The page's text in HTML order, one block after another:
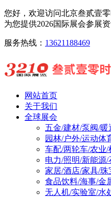
您好，欢迎访问北京叁贰壹
为您提供2026国际展会参展资
服务热线： 13621188469
网站首页
关于我们
全球展会
五金/建材/泵阀/暖
园林/户外/运动体
车配/两轮车/农业/
电力/照明/新能源/
家居/酒店/家具/珠
食品饮料/海事/金
无人机/实验室/水